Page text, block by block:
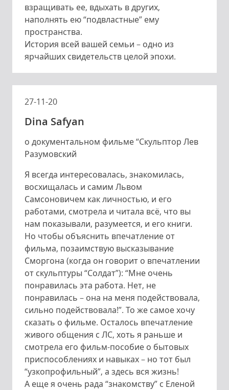
взращивать ее, вдыхать в других,
наполнять ею “подвластные” ему
пространства.
История всей вашей семьи – одно из
ярчайших свидетельств целой эпохи.
27-11-20
Dina Safyan
о документальном фильме “Скульптор Лев
Разумовский
Я всегда интересовалась, знакомилась,
восхищалась и самим Львом
Самсоновичем как личностью, и его
работами, смотрела и читала всё, что вы
нам показывали, разумеется, и его книги.
Но чтобы объяснить впечатление от
фильма, позаимствую высказывание
Сморгона (когда он говорит о впечатлении
от скульптуры “Солдат”): “Мне очень
понравилась эта работа. Нет, не
понравилась – она на меня подействовала,
сильно подействовала!”. То же самое хочу
сказать о фильме. Осталось впечатление
живого общения с ЛС, хоть я раньше и
смотрела его фильм-пособие о бытовых
приспособлениях и навыках – но тот был
“узкопрофильный”, а здесь вся жизнь!
А еще я очень рада “знакомству” с Еленой